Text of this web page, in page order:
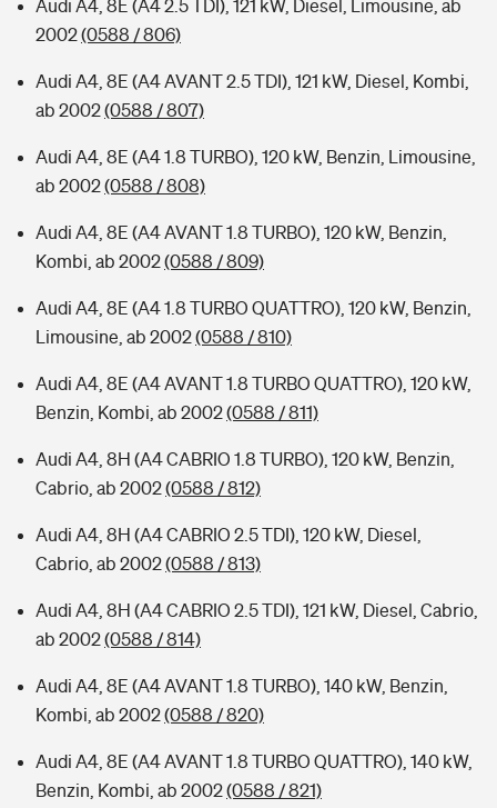
Audi A4, 8E (A4 2.5 TDI), 121 kW, Diesel, Limousine, ab
2002(0588 / 806)
Audi A4, 8E (A4 AVANT 2.5 TDI), 121 kW, Diesel, Kombi,
ab 2002(0588 / 807)
Audi A4, 8E (A4 1.8 TURBO), 120 kW, Benzin, Limousine,
ab 2002(0588 / 808)
Audi A4, 8E (A4 AVANT 1.8 TURBO), 120 kW, Benzin,
Kombi, ab 2002(0588 / 809)
Audi A4, 8E (A4 1.8 TURBO QUATTRO), 120 kW, Benzin,
Limousine, ab 2002(0588 / 810)
Audi A4, 8E (A4 AVANT 1.8 TURBO QUATTRO), 120 kW,
Benzin, Kombi, ab 2002(0588 / 811)
Audi A4, 8H (A4 CABRIO 1.8 TURBO), 120 kW, Benzin,
Cabrio, ab 2002(0588 / 812)
Audi A4, 8H (A4 CABRIO 2.5 TDI), 120 kW, Diesel,
Cabrio, ab 2002(0588 / 813)
Audi A4, 8H (A4 CABRIO 2.5 TDI), 121 kW, Diesel, Cabrio,
ab 2002(0588 / 814)
Audi A4, 8E (A4 AVANT 1.8 TURBO), 140 kW, Benzin,
Kombi, ab 2002(0588 / 820)
Audi A4, 8E (A4 AVANT 1.8 TURBO QUATTRO), 140 kW,
Benzin, Kombi, ab 2002(0588 / 821)